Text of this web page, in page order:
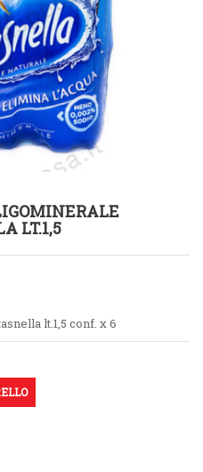
LT.1,5
lt.1,5 conf. x 6